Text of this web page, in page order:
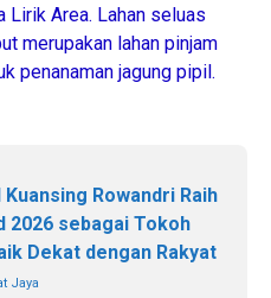
Lirik Area. Lahan seluas
merupakan lahan pinjam
penanaman jagung pipil.
Kuansing Rowandri Raih
2026 sebagai Tokoh
Dekat dengan Rakyat
Jaya